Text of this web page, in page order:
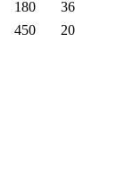
180
36
450 20